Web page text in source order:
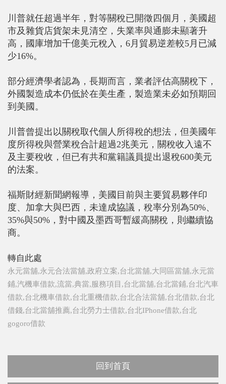
川普就任超過半年，對等關稅已開徵四個月，美國超
市及雜貨店貨架未見清空，失業率與通膨未顯著升
高，國庫增加千億美元稅入，6月貿易逆差較5月已減
少16%。
部分經濟學者認為，長期而言，業者評估高關稅下，
外國製造成本仍低於在美生產，製造業未必如預期回
到美國。
川普曾提出以關稅取代個人所得稅的想法，但美國年
度所得稅與營業稅合計超過2兆美元，關稅收入遠不
及主要稅收，但已有共和黨籍議員提出退稅600美元
的法案。
福斯財經新聞網報導，美國目前與主要貿易夥伴印
度、加拿大與巴西，未達成協議，稅率分別為50%、
35%與50%，對中國及墨西哥暫緩高關稅，則繼續協
商。
轉自此處
永元當舖,永元合法當舖,政府立案,台北當舖,大同區當舖,永元當
鋪,汽機車借款,流當,典當,服務項目,台北當舖,台北當鋪,台北汽車
借款,台北機車借款,台北重機借款,台北合法當舖,台北借款,台北
借錢,台北當舖推薦,台北勞力士借款,台北IPhone借款,台北
gogoro借款
回到首頁